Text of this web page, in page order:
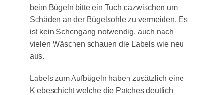
beim Bügeln bitte ein Tuch dazwischen um
Schäden an der Bügelsohle zu vermeiden. Es
ist kein Schongang notwendig, auch nach
vielen Wäschen schauen die Labels wie neu
aus.
Labels zum Aufbügeln haben zusätzlich eine
Klebeschicht welche die Patches deutlich